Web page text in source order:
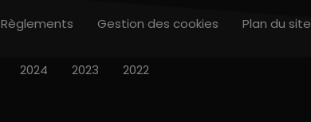
Règlements Gestion des cookies Plan du site
2024 2023 2022